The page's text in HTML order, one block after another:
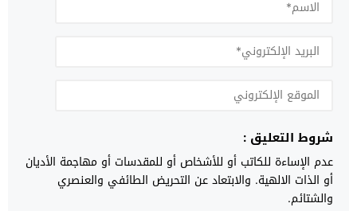
شروط التعليق :
عدم الإساءة للكاتب أو للأشخاص أو للمقدسات أو مهاجمة الأديان
أو الذات الالهية. والابتعاد عن التحريض الطائفي والعنصري
والشتائم.